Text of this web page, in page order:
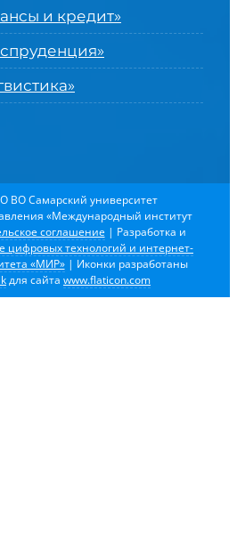
и кредит»
ВО Самарский университет
«Международный институт
соглашение | Разработка и
цифровых технологий и интернет-
«МИР»| Иконки разработаны
для сайта www.flaticon.com